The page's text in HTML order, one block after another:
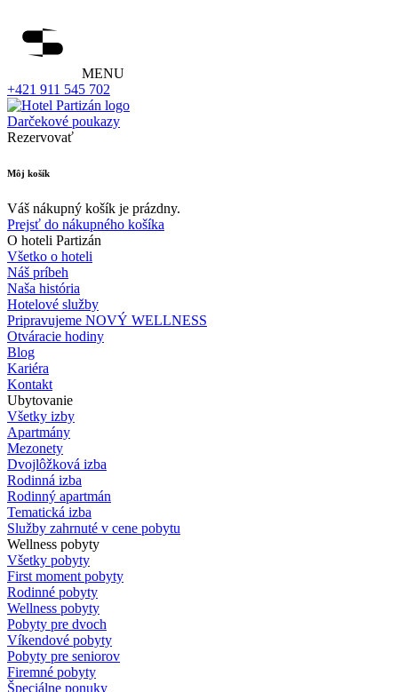
MENU
+421 911 545 702
Darčekové poukazy
Rezervovať
Môj košík
Váš nákupný košík je prázdny.
Prejsť do nákupného košíka
O hoteli Partizán
Všetko o hoteli
Náš príbeh
Naša história
Hotelové služby
Pripravujeme NOVÝ WELLNESS
Otváracie hodiny
Blog
Kariéra
Kontakt
Ubytovanie
Všetky izby
Apartmány
Mezonety
Dvojlôžková izba
Rodinná izba
Rodinný apartmán
Tematická izba
Služby zahrnuté v cene pobytu
Wellness pobyty
Všetky pobyty
First moment pobyty
Rodinné pobyty
Wellness pobyty
Pobyty pre dvoch
Víkendové pobyty
Pobyty pre seniorov
Firemné pobyty
Špeciálne ponuky